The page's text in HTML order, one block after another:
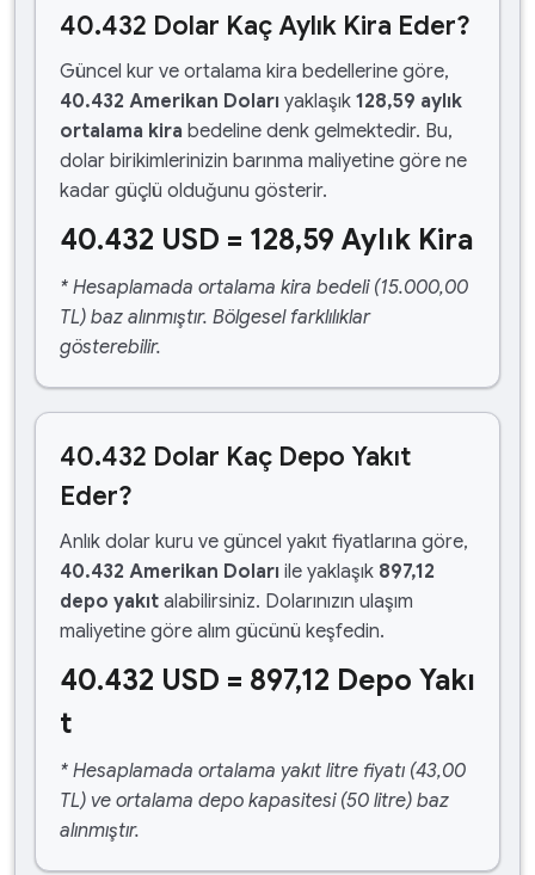
40.432 Dolar Kaç Aylık Kira Eder?
Güncel kur ve ortalama kira bedellerine göre,
40.432 Amerikan Doları yaklaşık 128,59 aylık
ortalama kira bedeline denk gelmektedir. Bu,
dolar birikimlerinizin barınma maliyetine göre ne
kadar güçlü olduğunu gösterir.
40.432 USD = 128,59 Aylık Kira
* Hesaplamada ortalama kira bedeli (15.000,00
TL) baz alınmıştır. Bölgesel farklılıklar
gösterebilir.
40.432 Dolar Kaç Depo Yakıt
Eder?
Anlık dolar kuru ve güncel yakıt fiyatlarına göre,
40.432 Amerikan Doları ile yaklaşık 897,12
depo yakıt alabilirsiniz. Dolarınızın ulaşım
maliyetine göre alım gücünü keşfedin.
40.432 USD = 897,12 Depo Yakı
t
* Hesaplamada ortalama yakıt litre fiyatı (43,00
TL) ve ortalama depo kapasitesi (50 litre) baz
alınmıştır.